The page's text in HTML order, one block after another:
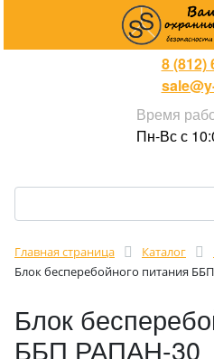
8 (812)
Время
Пн-Вс с
Главная страница Каталог
Блок бесперебойного питания
Блок
ББП РАПАН-30